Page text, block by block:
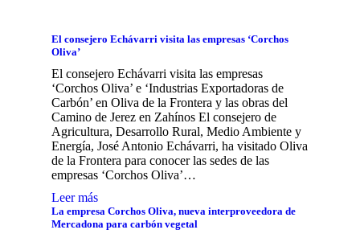
El consejero Echávarri visita las empresas ‘Corchos
Oliva’
El consejero Echávarri visita las empresas
‘Corchos Oliva’ e ‘Industrias Exportadoras de
Carbón’ en Oliva de la Frontera y las obras del
Camino de Jerez en Zahínos El consejero de
Agricultura, Desarrollo Rural, Medio Ambiente y
Energía, José Antonio Echávarri, ha visitado Oliva
de la Frontera para conocer las sedes de las
empresas ‘Corchos Oliva’…
Leer más
La empresa Corchos Oliva, nueva interproveedora de
Mercadona para carbón vegetal